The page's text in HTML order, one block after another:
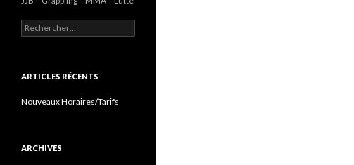
Rechercher :
ARTICLES RÉCENTS
Nouveaux Horaires/Tarifs
ARCHIVES